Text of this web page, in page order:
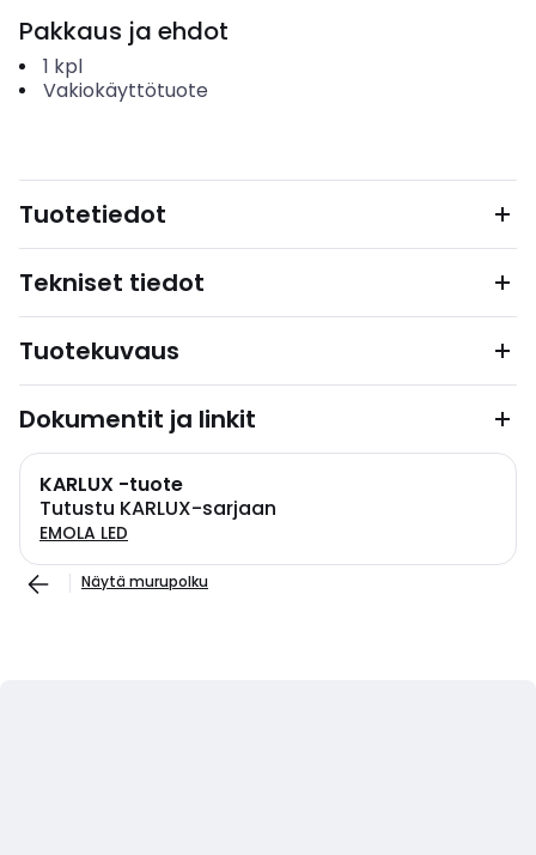
Pakkaus ja ehdot
1 kpl
Vakiokäyttötuote
Tuotetiedot
Tekniset tiedot
Tuotekuvaus
Dokumentit ja linkit
KARLUX -tuote
Tutustu KARLUX-sarjaan
EMOLA LED
Näytä murupolku